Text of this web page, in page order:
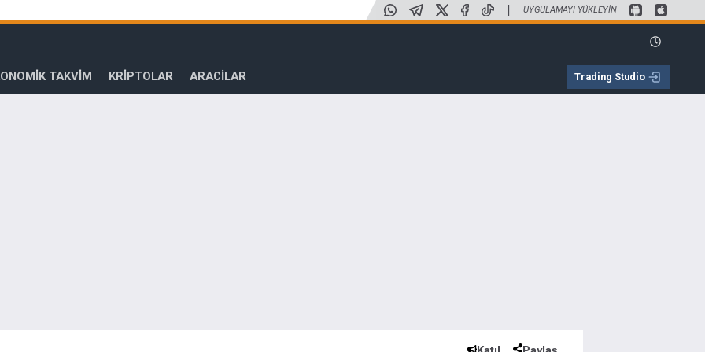
| UYGULAMAYI YÜKLEYIN
TAKVİM KRİPTOLAR ARACILAR Trading Studio